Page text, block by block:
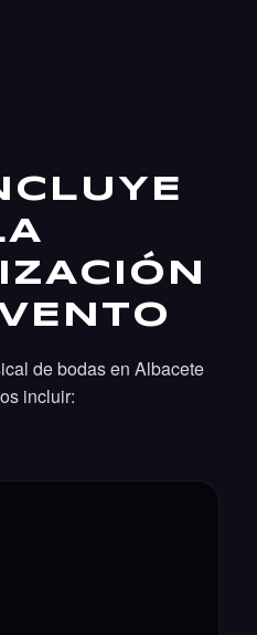
de bodas en Albacete
incluir: